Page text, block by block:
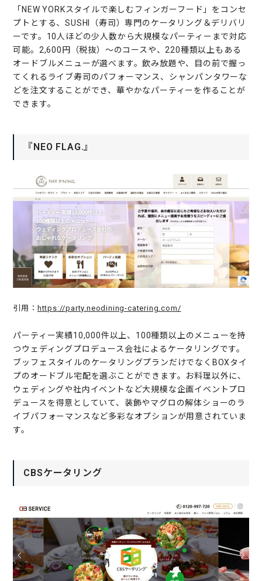
「NEW YORKスタイルで楽しむフィンガーフード」をコンセ
プトとする、SUSHI（寿司）専門のケータリング＆デリバリ
ーです。10人ほどの少人数から大規模なパーティーまで対応
可能。2,600円（税抜）〜のコースや、220種類以上もある
オードブルメニューが選べます。飲み放題や、目の前で握っ
てくれるライブ寿司のパフォーマンス、シャンパンタワーな
どを注文することができ、華やかなパーティーを作ることが
できます。
『NEO FLAG.』
引用： https://party.neodining-catering.com/
パーティー実績10,000件以上、100種類以上のメニューを持
つウェディングプロデュース会社によるケータリングです。
ブッフェスタイルのケータリングプランだけでなくBOXタイ
プのオードブル宅配を選ぶことができます。お料理以外に、
ウェディングや社内イベントなど大規模な企画イベントプロ
デュースを得意としていて、装飾やマグロの解体ショーのラ
イブパフォーマンスなど多彩なオプションが用意されていま
す。
CBSケータリング